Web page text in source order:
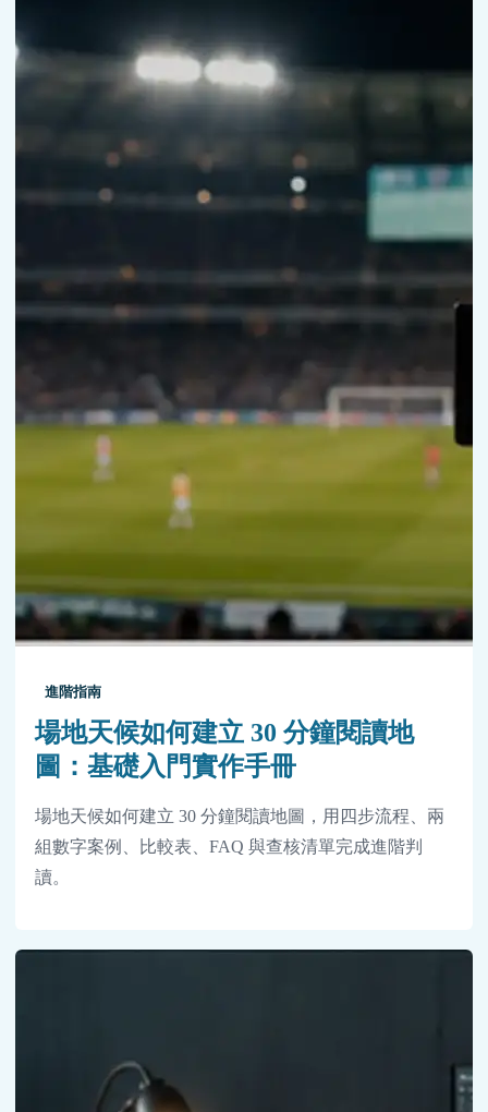
進階指南
場地天候如何建立 30 分鐘閱讀地
圖：基礎入門實作手冊
場地天候如何建立 30 分鐘閱讀地圖，用四步流程、兩
組數字案例、比較表、FAQ 與查核清單完成進階判
讀。